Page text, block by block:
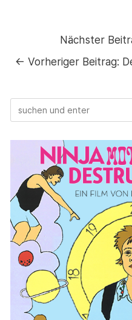
Nächster
← Vorheriger Beitrag: